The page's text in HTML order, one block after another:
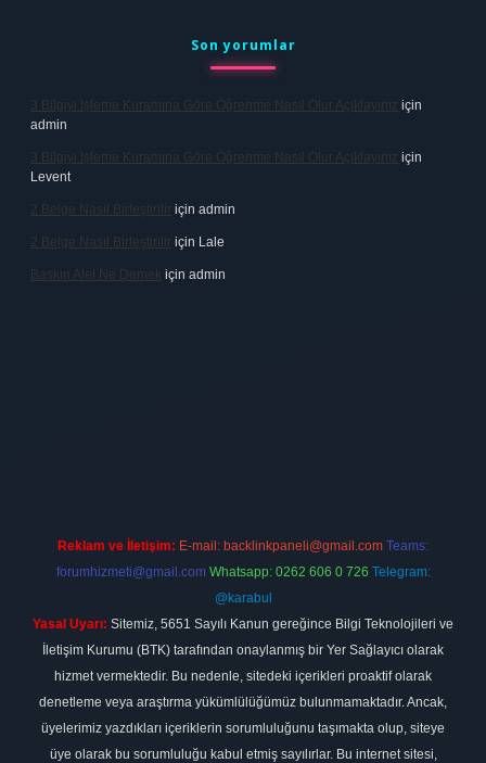
Son yorumlar
3 Bilgiyi Işleme Kuramına Göre Öğrenme Nasıl Olur Açıklayınız için
admin
3 Bilgiyi Işleme Kuramına Göre Öğrenme Nasıl Olur Açıklayınız için
Levent
2 Belge Nasıl Birleştirilir için admin
2 Belge Nasıl Birleştirilir için Lale
Baskın Alel Ne Demek için admin
Reklam ve İletişim: E-mail: backlinkpaneli@gmail.com Teams:
forumhizmeti@gmail.com Whatsapp: 0262 606 0 726 Telegram:
@karabul
Yasal Uyarı: Sitemiz, 5651 Sayılı Kanun gereğince Bilgi Teknolojileri ve
İletişim Kurumu (BTK) tarafından onaylanmış bir Yer Sağlayıcı olarak
hizmet vermektedir. Bu nedenle, sitedeki içerikleri proaktif olarak
denetleme veya araştırma yükümlülüğümüz bulunmamaktadır. Ancak,
üyelerimiz yazdıkları içeriklerin sorumluluğunu taşımakta olup, siteye
üye olarak bu sorumluluğu kabul etmiş sayılırlar. Bu internet sitesi,